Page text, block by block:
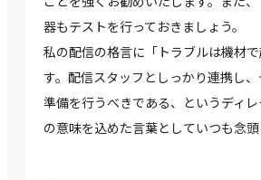
器もテストを行っておきましょう。
私の配信の格言に「トラブルは機材
す。配信スタッフとしっかり連携し
準備を行うべきである、というディ
の意味を込めた言葉としていつも念頭